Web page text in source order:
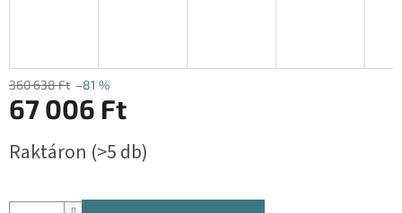
360 638 Ft –81 %
67 006 Ft
Raktáron (>5 db)